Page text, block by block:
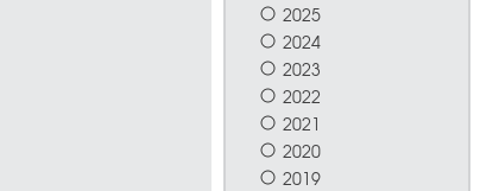
2025
2024
2023
2022
2021
2020
2019